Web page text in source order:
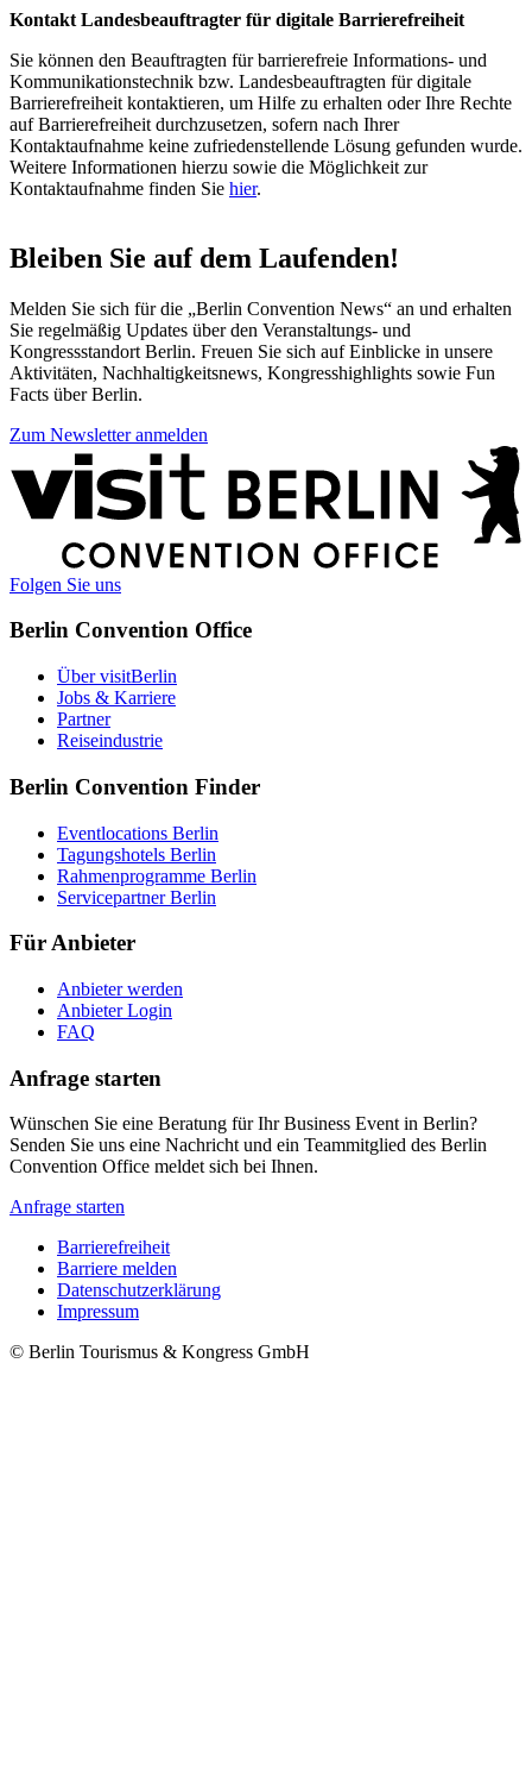
Kontakt Landesbeauftragter für digitale Barrierefreiheit
Sie können den Beauftragten für barrierefreie Informations- und
Kommunikationstechnik bzw. Landesbeauftragten für digitale
Barrierefreiheit kontaktieren, um Hilfe zu erhalten oder Ihre Rechte
auf Barrierefreiheit durchzusetzen, sofern nach Ihrer
Kontaktaufnahme keine zufriedenstellende Lösung gefunden wurde.
Weitere Informationen hierzu sowie die Möglichkeit zur
Kontaktaufnahme finden Sie hier.
Bleiben Sie auf dem Laufenden!
Melden Sie sich für die „Berlin Convention News“ an und erhalten
Sie regelmäßig Updates über den Veranstaltungs- und
Kongressstandort Berlin. Freuen Sie sich auf Einblicke in unsere
Aktivitäten, Nachhaltigkeitsnews, Kongresshighlights sowie Fun
Facts über Berlin.
Zum Newsletter anmelden
Weitere
Informationen
Folgen Sie uns
Berlin Convention Office
Über visitBerlin
Jobs & Karriere
Partner
Reiseindustrie
Berlin Convention Finder
Eventlocations Berlin
Tagungshotels Berlin
Rahmenprogramme Berlin
Servicepartner Berlin
Für Anbieter
Anbieter werden
Anbieter Login
FAQ
Anfrage starten
Wünschen Sie eine Beratung für Ihr Business Event in Berlin?
Senden Sie uns eine Nachricht und ein Teammitglied des Berlin
Convention Office meldet sich bei Ihnen.
Anfrage starten
Metanavigation
Barrierefreiheit
Barriere melden
Datenschutzerklärung
Impressum
© Berlin Tourismus & Kongress GmbH